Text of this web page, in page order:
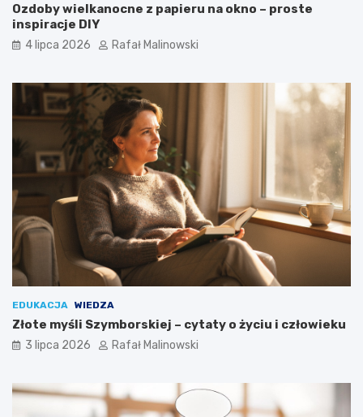
Ozdoby wielkanocne z papieru na okno – proste
inspiracje DIY
4 lipca 2026 Rafał Malinowski
EDUKACJA WIEDZA
Złote myśli Szymborskiej – cytaty o życiu i człowieku
3 lipca 2026 Rafał Malinowski